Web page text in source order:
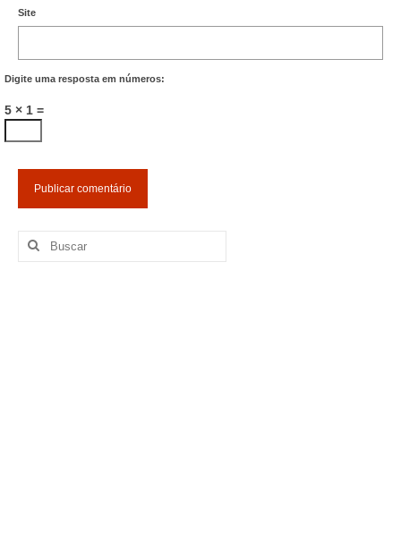
Site
Digite uma resposta em números:
5 × 1 =